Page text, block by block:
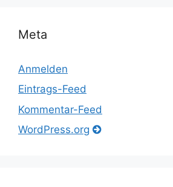
Meta
Anmelden
Eintrags-Feed
Kommentar-Feed
WordPress.org